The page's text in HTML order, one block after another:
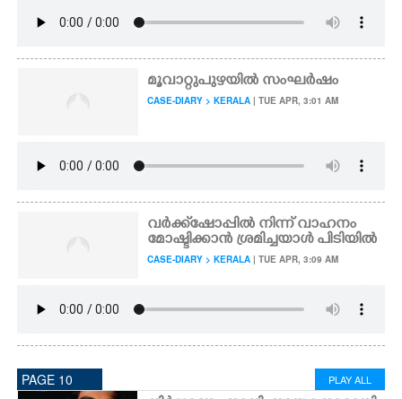
മൂവാറ്റുപുഴയിൽ സംഘർഷം
CASE-DIARY > KERALA | TUE APR, 3:01 AM
വർക്ക്ഷോപ്പിൽ നിന്ന് വാഹനം
മോഷ്ടിക്കാൻ ശ്രമിച്ചയാൾ പിടിയിൽ
CASE-DIARY > KERALA | TUE APR, 3:09 AM
PAGE 10 PLAY ALL